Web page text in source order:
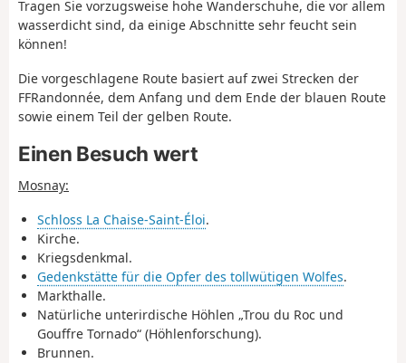
Tragen Sie vorzugsweise hohe Wanderschuhe, die vor allem
wasserdicht sind, da einige Abschnitte sehr feucht sein
können!
Die vorgeschlagene Route basiert auf zwei Strecken der
FFRandonnée, dem Anfang und dem Ende der blauen Route
sowie einem Teil der gelben Route.
Einen Besuch wert
Mosnay:
Schloss La Chaise-Saint-Éloi.
Kirche.
Kriegsdenkmal.
Gedenkstätte für die Opfer des tollwütigen Wolfes.
Markthalle.
Natürliche unterirdische Höhlen „Trou du Roc und
Gouffre Tornado“ (Höhlenforschung).
Brunnen.